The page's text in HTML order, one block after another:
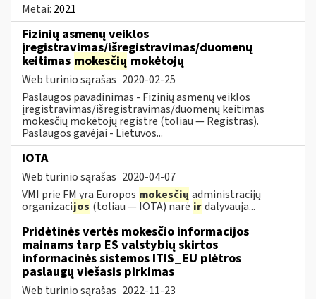
Metai: 2021
Fizinių asmenų veiklos
įregistravimas/išregistravimas/duomenų
keitimas mokesčių mokėtojų
Web turinio sąrašas 2020-02-25
Paslaugos pavadinimas - Fizinių asmenų veiklos
įregistravimas/išregistravimas/duomenų keitimas
mokesčių mokėtojų registre (toliau — Registras).
Paslaugos gavėjai - Lietuvos...
IOTA
Web turinio sąrašas 2020-04-07
VMI prie FM yra Europos mokesčių administracijų
organizacijos (toliau — IOTA) narė irdalyvauja...
Pridėtinės vertės mokesčio informacijos
mainams tarp ES valstybių skirtos
informacinės sistemos ITIS_EU plėtros
paslaugų viešasis pirkimas
Web turinio sąrašas 2022-11-23